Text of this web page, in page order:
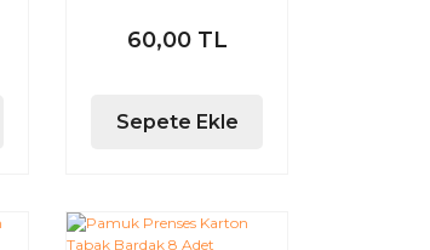
60,00 TL
Sepete Ekle